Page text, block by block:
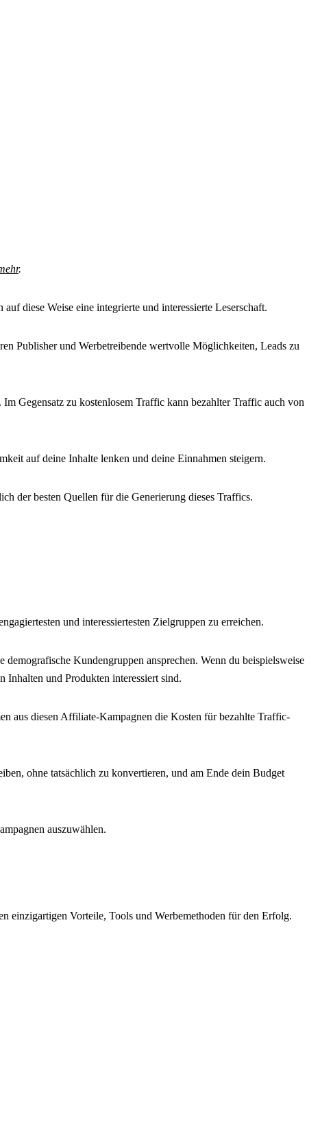
.
diese Weise eine integrierte und interessierte Leserschaft.
Publisher und Werbetreibende wertvolle Möglichkeiten, Leads zu
Gegensatz zu kostenlosem Traffic kann bezahlter Traffic auch von
auf deine Inhalte lenken und deine Einnahmen steigern.
der besten Quellen für die Generierung dieses Traffics.
und interessiertesten Zielgruppen zu erreichen.
Kundengruppen ansprechen. Wenn du beispielsweise
Inhalten und Produkten interessiert sind.
aus diesen Affiliate-Kampagnen die Kosten für bezahlte Traffic-
ohne tatsächlich zu konvertieren, und am Ende dein Budget
auszuwählen.
einzigartigen Vorteile, Tools und Werbemethoden für den Erfolg.